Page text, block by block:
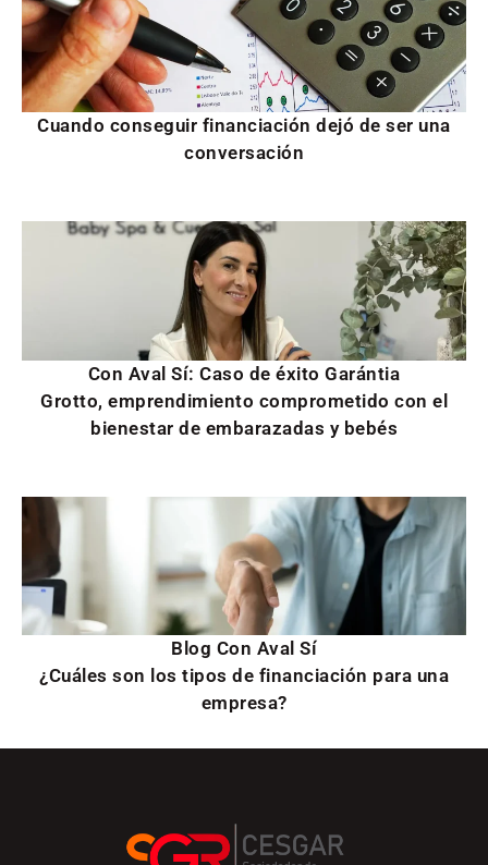
Cuando conseguir financiación dejó de ser una
conversación
Con Aval Sí: Caso de éxito Garántia
Grotto, emprendimiento comprometido con el
bienestar de embarazadas y bebés
Blog Con Aval Sí
¿Cuáles son los tipos de financiación para una
empresa?